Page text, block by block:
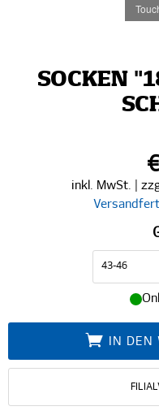
SOCKEN
inkl. MwSt. |
IN DEN